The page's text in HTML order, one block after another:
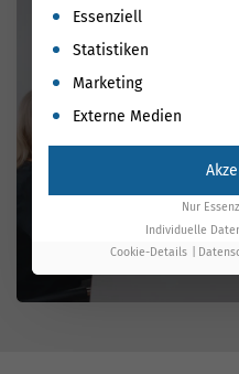
Es folgt eine Liste der
Essenziell
Statistiken
Marketing
Externe Medien
Nur
Individuelle
Cookie-Details